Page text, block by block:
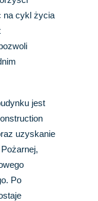
na cykl życia
jest
uzyskanie
Po